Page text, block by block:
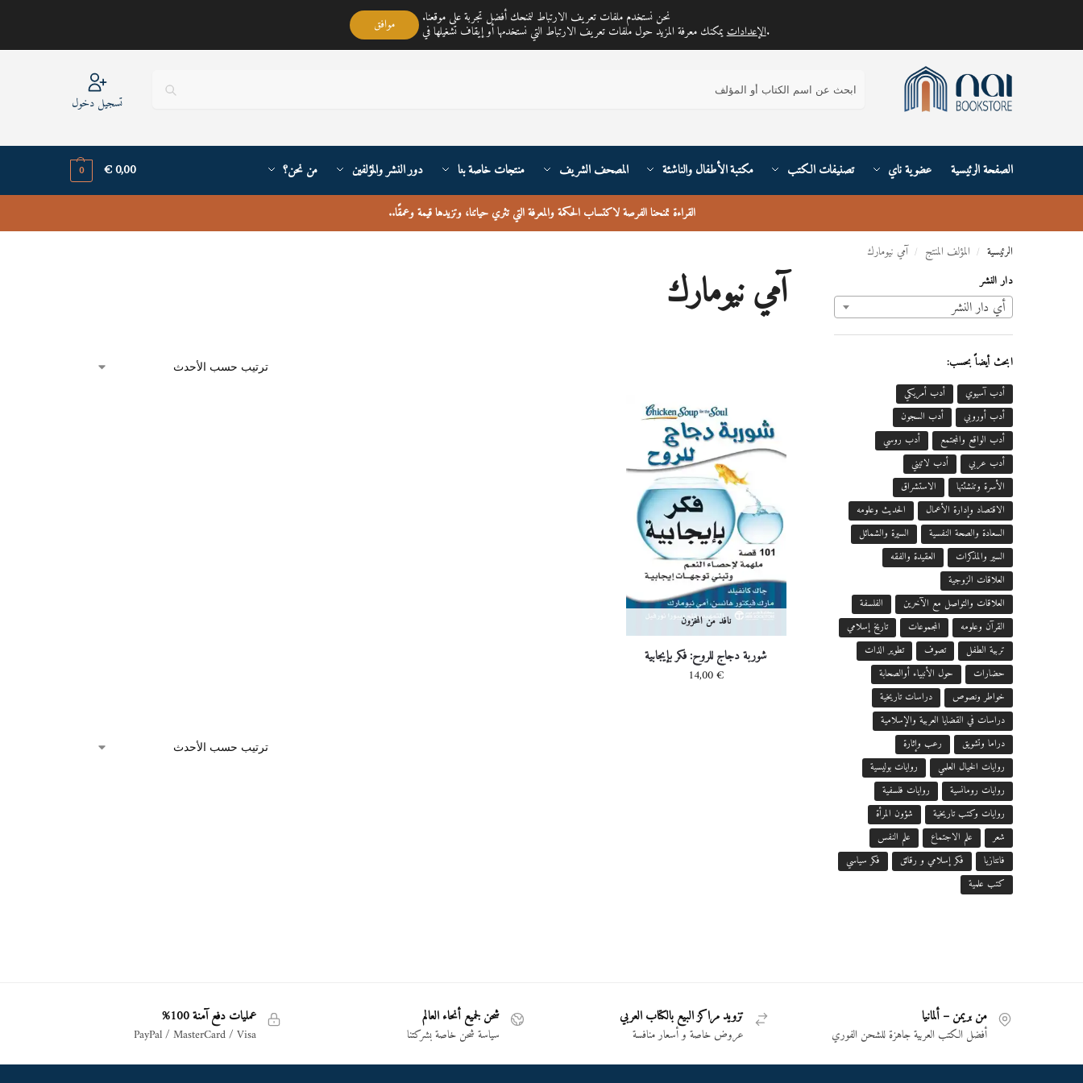
مكتبة ناي متجر لمبيع الكتب العربية تغطي خدمته جميع أنحاء القارة الأوربية والعالم
تسجيل دخول
الصفحة الرئيسية عضوية ناي تصنيفات الكتب مكتبة الأطفال والناشئة المصحف الشريف منتجات خاصة بنا دور النشر والمؤلفين من نحن؟ 0,00
€
0
القراءة تمنحنا الفرصة لاكتساب الحكمة والمعرفة التي تثري حياتنا، وتزيدها قيمة وعمقًا..
الرئيسية / المؤلف المنتج / آمي نيومارك
آمي نيومارك
نافد من المخزون
شوربة دجاج للروح: فكر بإيجابية
14,00€
دار النشر
أي ‏دار النشر
ابحث أيضاً بحسب:
أدب آسيوي
أدب أمريكي
أدب أوروبي
أدب السجون
أدب الواقع والمجتمع
أدب روسي
أدب عربي
أدب لاتيني
الأسرة وتنشئتها
الاستشراق
الاقتصاد وإدارة الأعمال
الحديث وعلومه
السعادة والصحة النفسية
السيرة والشمائل
السير والمذكرات
العقيدة والفقه
العلاقات الزوجية
العلاقات والتواصل مع الآخرين
الفلسفة
القرآن وعلومه
المجموعات
تاريخ إسلامي
تربية الطفل
تصوف
تطوير الذات
حضارات
حول الأنبياء أوالصحابة
خواطر ونصوص
دراسات تاريخية
دراسات في القضايا العربية والإسلامية
دراما وتشويق
رعب وإثارة
روايات الخيال العلمي
روايات بوليسية
روايات رومانسية
روايات فلسفية
روايات وكتب تاريخية
شؤون المرأة
شعر
علم الاجتماع
علم النفس
فانتازيا
فكر إسلامي و رقائق
فكر سياسي
كتب علمية
من بريمن – ألمانيا
أفضل الكتب العربية جاهزة للشحن الفوري
تزويد مراكز البيع بالكتاب العربي
عروض خاصة و أسعار منافسة
شحن لجميع أنحاء العالم
سياسة شحن خاصة بشركتنا
عمليات دفع آمنة 100%
PayPal / MasterCard / Visa
نحن نستخدم ملفات تعريف الارتباط لنمنحك أفضل تجربة على موقعنا.
يمكنك معرفة المزيد حول ملفات تعريف الارتباط التي نستخدمها أو إيقاف تشغيلها فيالإعدادات. موافق